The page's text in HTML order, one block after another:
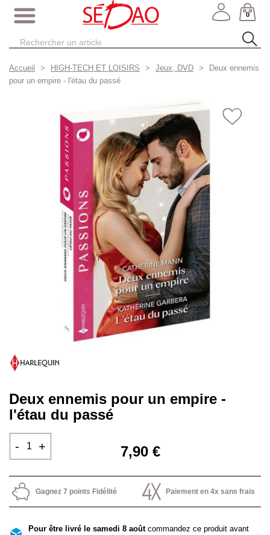
0
Accueil HIGH-TECH ET LOISIRS Jeux, DVD
Deux ennemis
pour un empire - l'étau du passé
Deux ennemis pour un empire -
l'étau du passé
7,90 €
- +
Gagnez 7 points Fidélité Paiement en 4x sans frais
Pour être livré le samedi 8 aoûtcommandez ce produit avant